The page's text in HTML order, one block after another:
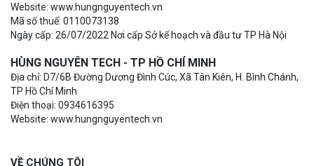
Website: www.hungnguyentech.vn
Mã số thuế: 0110073138
Ngày cấp: 26/07/2022 Nơi cấp Sở kế hoạch và đầu tư TP Hà Nội
HÙNG NGUYÊN TECH - TP HỒ CHÍ MINH
Địa chỉ: D7/6B Đường Dương Đình Cúc, Xã Tân Kiên, H. Bình Chánh,
TP Hồ Chí Minh
Điện thoại: 0934616395
Website: www.hungnguyentech.vn
VỀ CHÚNG TÔI